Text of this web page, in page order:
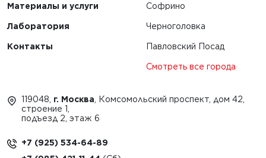
Материалы и услуги
Лаборатория
Контакты
Софрино
Черноголовка
Павловский Посад
Смотреть все города
119048, г. Москва , Комсомольский проспект, дом 42,
строение 1,
подъезд 2, этаж 6
+7 (925) 534-64-89